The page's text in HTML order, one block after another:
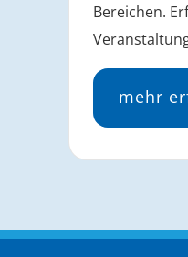
Bereichen.
mehr